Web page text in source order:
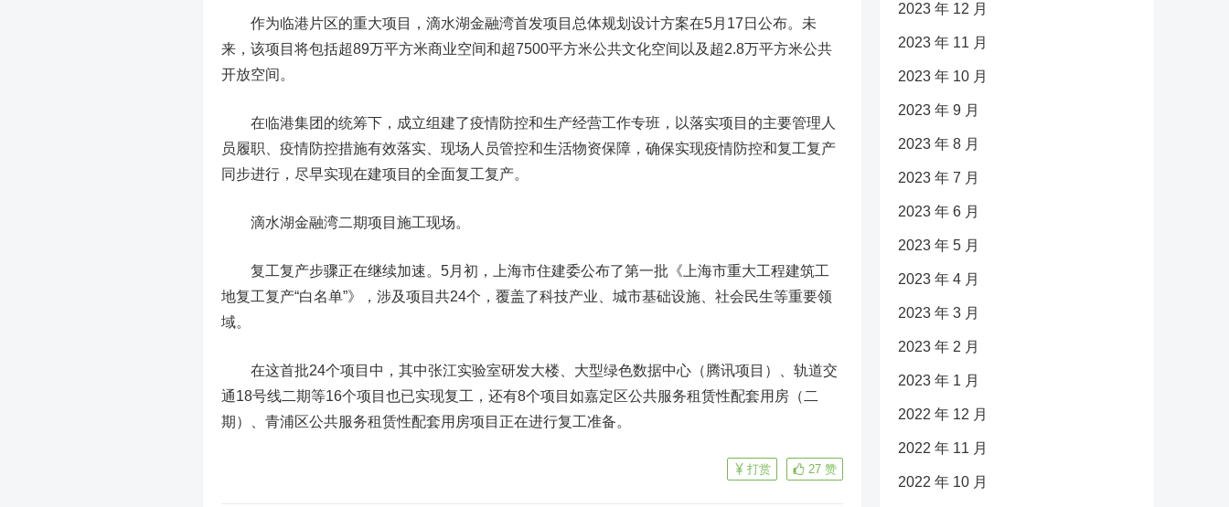
作为临港片区的重大项目，滴水湖金融湾首发项目总体规划设计方案在5月17日公布。未
来，该项目将包括超89万平方米商业空间和超7500平方米公共文化空间以及超2.8万平方米公共
开放空间。
在临港集团的统筹下，成立组建了疫情防控和生产经营工作专班，以落实项目的主要管理人
员履职、疫情防控措施有效落实、现场人员管控和生活物资保障，确保实现疫情防控和复工复产
同步进行，尽早实现在建项目的全面复工复产。
滴水湖金融湾二期项目施工现场。
复工复产步骤正在继续加速。5月初，上海市住建委公布了第一批《上海市重大工程建筑工
地复工复产“白名单”》，涉及项目共24个，覆盖了科技产业、城市基础设施、社会民生等重要领
域。
在这首批24个项目中，其中张江实验室研发大楼、大型绿色数据中心（腾讯项目）、轨道交
通18号线二期等16个项目也已实现复工，还有8个项目如嘉定区公共服务租赁性配套用房（二
期）、青浦区公共服务租赁性配套用房项目正在进行复工准备。
27 赞
打赏
2023 年 12 月
2023 年 11 月
2023 年 10 月
2023 年 9 月
2023 年 8 月
2023 年 7 月
2023 年 6 月
2023 年 5 月
2023 年 4 月
2023 年 3 月
2023 年 2 月
2023 年 1 月
2022 年 12 月
2022 年 11 月
2022 年 10 月